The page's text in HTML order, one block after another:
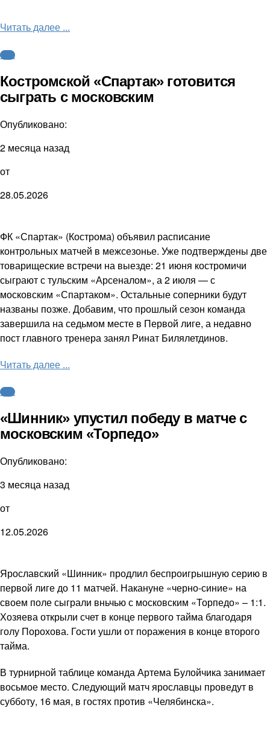
Читать далее ...
ФНЛ
Костромской «Спартак» готовится
сыграть с московским
Опубликовано:
2 месяца назад
от
28.05.2026
ФК «Спартак» (Кострома) объявил расписание
контрольных матчей в межсезонье. Уже подтверждены две
товарищеские встречи на выезде: 21 июня костромичи
сыграют с тульским «Арсеналом», а 2 июля — с
московским «Спартаком». Остальные соперники будут
названы позже. Добавим, что прошлый сезон команда
завершила на седьмом месте в Первой лиге, а недавно
пост главного тренера занял Ринат Билялетдинов.
Читать далее ...
ФНЛ
«Шинник» упустил победу в матче с
московским «Торпедо»
Опубликовано:
3 месяца назад
от
12.05.2026
Ярославский «Шинник» продлил беспроигрышную серию в
первой лиге до 11 матчей. Накануне «черно-синие» на
своем поле сыграли вньчью с московским «Торпедо» – 1:1.
Хозяева открыли счет в конце первого тайма благодаря
голу Порохова. Гости ушли от поражения в конце второго
тайма.
В турнирной таблице команда Артема Булойчика занимает
восьмое место. Следующий матч ярославцы проведут в
субботу, 16 мая, в гостях против «Челябинска».